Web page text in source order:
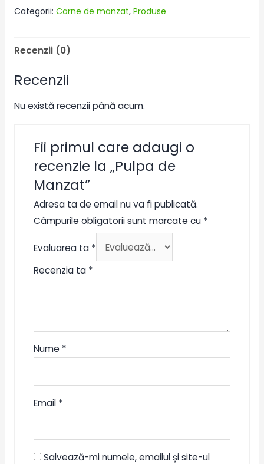
Categorii: Carne de manzat, Produse
Recenzii (0)
Recenzii
Nu există recenzii până acum.
Fii primul care adaugi o
recenzie la „Pulpa de
Manzat”
Adresa ta de email nu va fi publicată.
Câmpurile obligatorii sunt marcate cu *
Evaluarea ta *
Recenzia ta *
Nume *
Email *
Salvează-mi numele, emailul și site-ul